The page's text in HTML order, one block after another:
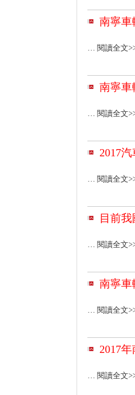
南寧車
… 閱讀全文
南寧車
… 閱讀全文
2017
… 閱讀全文
目前
… 閱讀全文
南寧車
… 閱讀全文
2017
… 閱讀全文